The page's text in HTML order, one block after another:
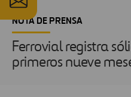
NOTA DE PRENSA
Ferrovial registra
primeros nueve